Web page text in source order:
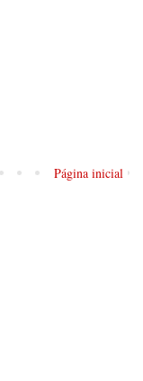
Página inicial